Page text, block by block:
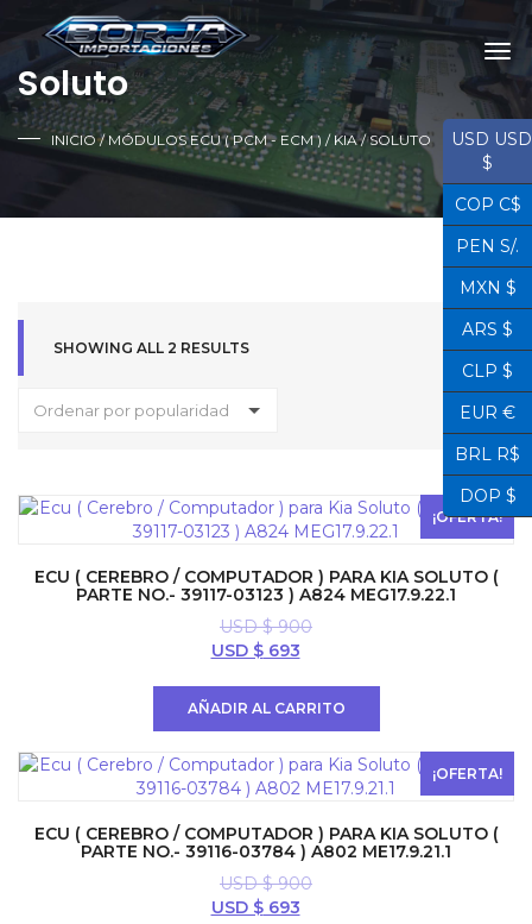
Soluto
INICIO/MÓDULOS ECU ( PCM - ECM ) / KIA/ SOLUTO
SHOWING ALL 2 RESULTS
Ordenar por popularidad
¡OFERTA!
ECU ( CEREBRO / COMPUTADOR ) PARA KIA SOLUTO (
PARTE NO.- 39117-03123 ) A824 MEG17.9.22.1
USD $900
El
$ 900.
USD $693El
$ 693.
AÑADIR AL CARRITO
¡OFERTA!
ECU ( CEREBRO / COMPUTADOR ) PARA KIA SOLUTO (
PARTE NO.- 39116-03784 ) A802 ME17.9.21.1
USD $900
El
USD $693El
USD USD
$
COP C$
PEN S/.
MXN $
ARS $
CLP $
EUR €
BRL R$
DOP $